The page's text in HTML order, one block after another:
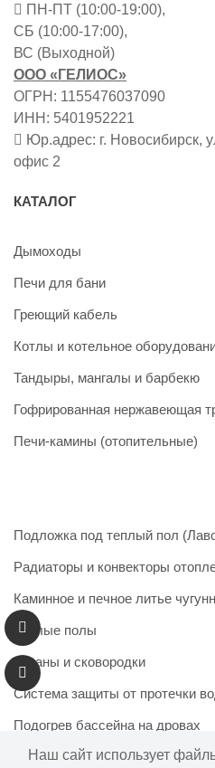
ПН-ПТ (10:00-19:00),
СБ (10:00-17:00),
ВС (Выходной)
ООО «ГЕЛИОС»
ОГРН: 1155476037090
ИНН: 5401952221
Юр.адрес: г. Новосибирск,
офис 2
КАТАЛОГ
Дымоходы
Печи для бани
Греющий кабель
Котлы и котельное
Тандыры, мангалы и барбекю
Гофрированная нержавеющая
Печи-камины (отопительные)
Подложка под теплый пол
Радиаторы и конвекторы
Каминное и печное литье
Теплые полы
Казаны и сковородки
Система защиты от протечки
Подогрев бассейна на дровах
Наш сайт использует